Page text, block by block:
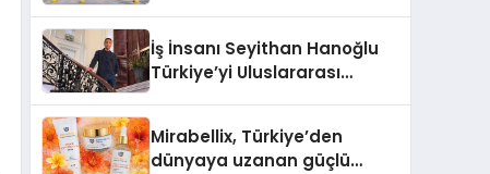
İş İnsanı Seyithan Hanoğlu
Türkiye’yi Uluslararası
Mirabellix, Türkiye’den
dünyaya uzanan güçlü